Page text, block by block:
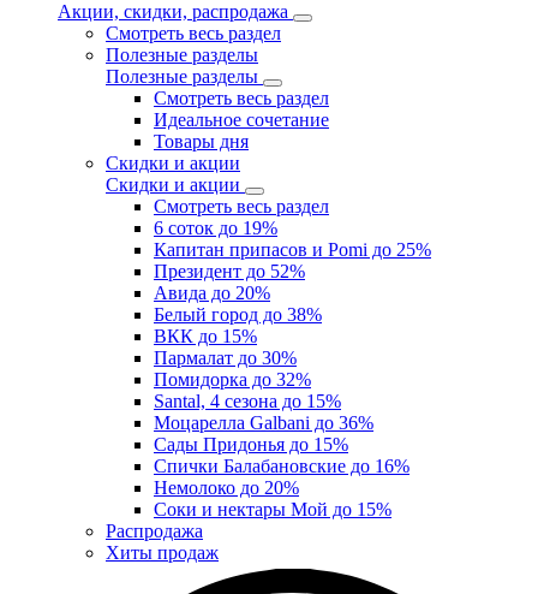
Акции, скидки, распродажа
Смотреть весь раздел
Полезные разделы
Полезные разделы
Смотреть весь раздел
Идеальное сочетание
Товары дня
Скидки и акции
Скидки и акции
Смотреть весь раздел
6 соток до 19%
Капитан припасов и Pomi до 25%
Президент до 52%
Авида до 20%
Белый город до 38%
ВКК до 15%
Пармалат до 30%
Помидорка до 32%
Santal, 4 сезона до 15%
Моцарелла Galbani до 36%
Сады Придонья до 15%
Спички Балабановские до 16%
Немолоко до 20%
Соки и нектары Мой до 15%
Распродажа
Хиты продаж